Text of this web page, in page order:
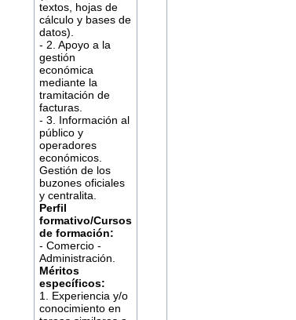
textos, hojas de
cálculo y bases de
datos).
- 2. Apoyo a la
gestión
económica
mediante la
tramitación de
facturas.
- 3. Información al
público y
operadores
económicos.
Gestión de los
buzones oficiales
y centralita.
Perfil
formativo/Cursos
de formación:
- Comercio -
Administración.
Méritos
específicos:
1. Experiencia y/o
conocimiento en